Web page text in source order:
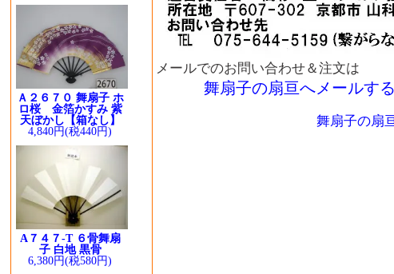
Ａ２６７０ 舞扇子 ホ
ロ桜 金箔かすみ 紫
天ぼかし【箱なし】
4,840円(税440円)
A７４７-T ６骨舞扇
子 白地 黒骨
6,380円(税580円)
メールでのお問い合わせ＆注文は
舞扇子の扇亘へメールする
舞扇子の扇